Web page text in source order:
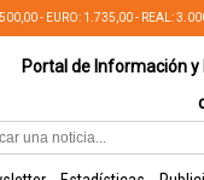
- EURO: 1.735,00 - REAL:
Portal de Información